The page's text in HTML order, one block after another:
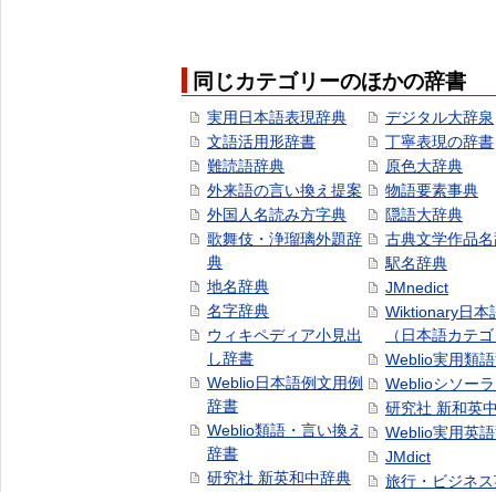
同じカテゴリーのほかの辞書
実用日本語表現辞典
文語活用形辞書
難読語辞典
外来語の言い換え提案
外国人名読み方字典
歌舞伎・浄瑠璃外題辞
典
地名辞典
名字辞典
ウィキペディア小見出
し辞書
Weblio日本語例文用例
辞書
Weblio類語・言い換え
辞書
研究社 新英和中辞典
デジタル大辞泉
丁寧表現の辞書
原色大辞典
物語要素事典
隠語大辞典
古典文学作品
駅名辞典
JMnedict
Wiktionary日本
（日本語カテ
Weblio実用類
Weblioシソー
研究社 新和英
Weblio実用英
JMdict
旅行・ビジネ